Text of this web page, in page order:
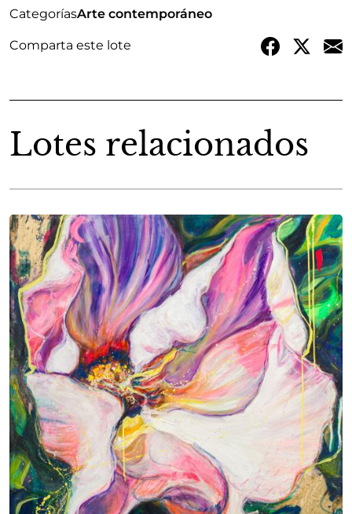
CategoríasArte contemporáneo
Comparta este lote
Lotes relacionados